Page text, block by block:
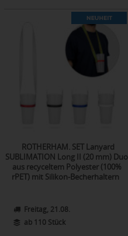
ROTHERHAM. SET Lanyard
SUBLIMATION Long II (20 mm) Duo
aus recyceltem Polyester (100%
rPET) mit Silikon-Becherhaltern
Freitag, 21.08.
ab 110 Stück